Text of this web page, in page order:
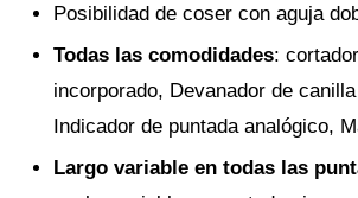
Posibilidad de coser con aguja
Todas las comodidades:
incorporado, Devanador de
Indicador de puntada analógico,
Largo variable en todas las